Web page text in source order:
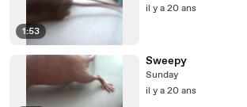
1:53
il y a 20 ans
Sweepy
Sunday
il y a 20 ans